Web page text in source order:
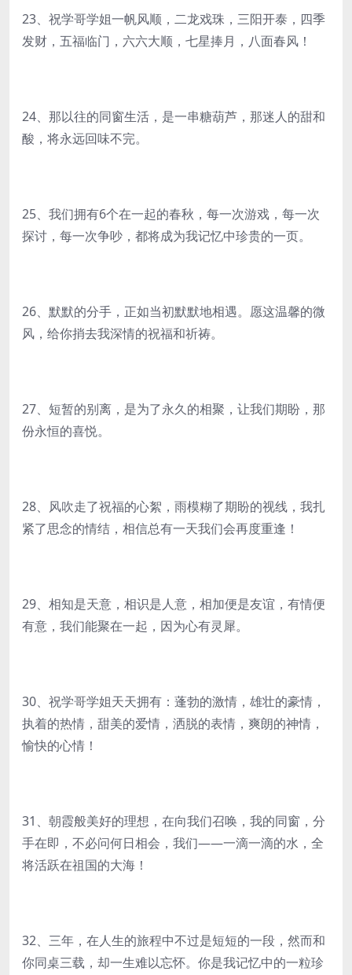
23、祝学哥学姐一帆风顺，二龙戏珠，三阳开泰，四季
发财，五福临门，六六大顺，七星捧月，八面春风！
24、那以往的同窗生活，是一串糖葫芦，那迷人的甜和
酸，将永远回味不完。
25、我们拥有6个在一起的春秋，每一次游戏，每一次
探讨，每一次争吵，都将成为我记忆中珍贵的一页。
26、默默的分手，正如当初默默地相遇。愿这温馨的微
风，给你捎去我深情的祝福和祈祷。
27、短暂的别离，是为了永久的相聚，让我们期盼，那
份永恒的喜悦。
28、风吹走了祝福的心絮，雨模糊了期盼的视线，我扎
紧了思念的情结，相信总有一天我们会再度重逢！
29、相知是天意，相识是人意，相加便是友谊，有情便
有意，我们能聚在一起，因为心有灵犀。
30、祝学哥学姐天天拥有：蓬勃的激情，雄壮的豪情，
执着的热情，甜美的爱情，洒脱的表情，爽朗的神情，
愉快的心情！
31、朝霞般美好的理想，在向我们召唤，我的同窗，分
手在即，不必问何日相会，我们――一滴一滴的水，全
将活跃在祖国的大海！
32、三年，在人生的旅程中不过是短短的一段，然而和
你同桌三载，却一生难以忘怀。你是我记忆中的一粒珍